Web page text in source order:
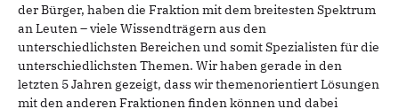
der Bürger, haben die Fraktion mit dem breitesten Spektrum
an Leuten – viele Wissendträgern aus den
unterschiedlichsten Bereichen und somit Spezialisten für die
unterschiedlichsten Themen. Wir haben gerade in den
letzten 5 Jahren gezeigt, dass wir themenorientiert Lösungen
mit den anderen Fraktionen finden können und dabei